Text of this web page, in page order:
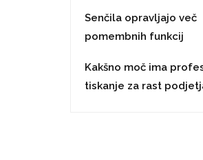
Senčila opravljajo več
pomembnih funkcij
Kakšno moč ima
tiskanje za rast